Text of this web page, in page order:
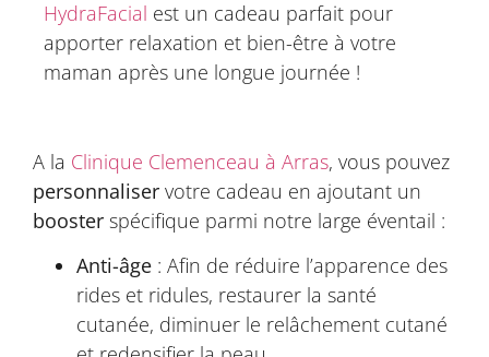
HydraFacial est un cadeau parfait pour
apporter relaxation et bien-être à votre
maman après une longue journée !
A la Clinique Clemenceau à Arras, vous pouvez
personnaliser votre cadeau en ajoutant un
booster spécifique parmi notre large éventail :
Anti-âge : Afin de réduire l’apparence des
rides et ridules, restaurer la santé
cutanée, diminuer le relâchement cutané